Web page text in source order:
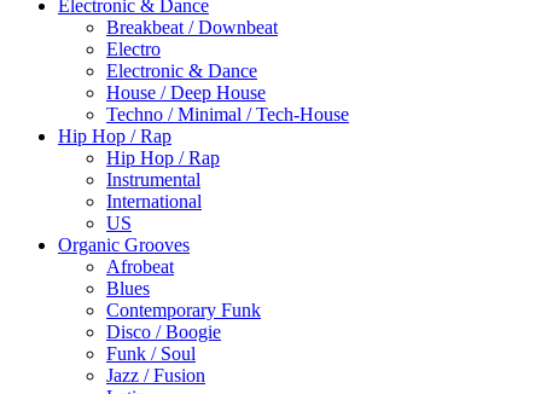
Electronic & Dance
Breakbeat / Downbeat
Electro
Electronic & Dance
House / Deep House
Techno / Minimal / Tech-House
Hip Hop / Rap
Hip Hop / Rap
Instrumental
International
US
Organic Grooves
Afrobeat
Blues
Contemporary Funk
Disco / Boogie
Funk / Soul
Jazz / Fusion